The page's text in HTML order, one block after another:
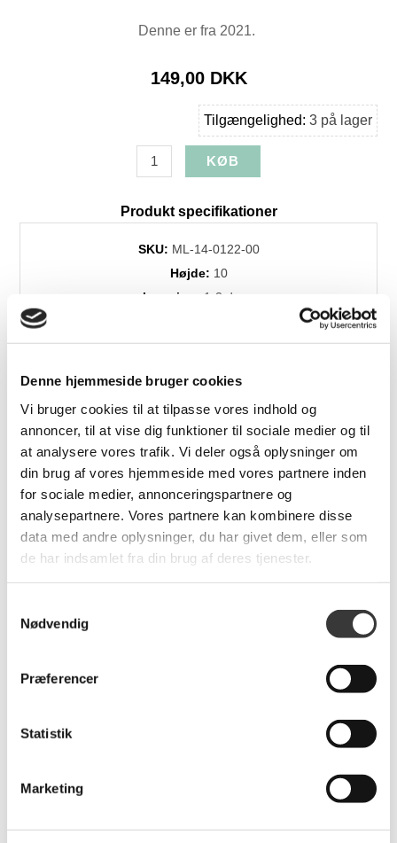
Denne hjemmeside bruger cookies
Vi bruger cookies til at tilpasse vores indhold og
annoncer, til at vise dig funktioner til sociale medier og til
at analysere vores trafik. Vi deler også oplysninger om
din brug af vores hjemmeside med vores partnere inden
for sociale medier, annonceringspartnere og
analysepartnere. Vores partnere kan kombinere disse
data med andre oplysninger, du har givet dem, eller som
de har indsamlet fra din brug af deres tjenester.
Nødvendig
Præferencer
Statistik
Marketing
Denne er fra 2021.
149,00 DKK
Tilgængelighed: 3 på lager
Produkt specifikationer
SKU: ML-14-0122-00
Højde: 10
Levering: 1-3 dage
Relaterede produkter
Elefant, lille
Julehjerte metal
ophæng, small